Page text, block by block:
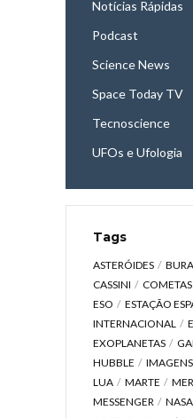
Notícias Rápidas
Podcast
Science News
Space Today TV
Tecnoscience
UFOs e Ufologia
Tags
ASTERÓIDES
CASSINI
COMETAS
ESO
ESTAÇÃO
INTERNACIONAL
EXOPLANETAS
HUBBLE
IMAGENS
LUA
MARTE
MESSENGER
NASA